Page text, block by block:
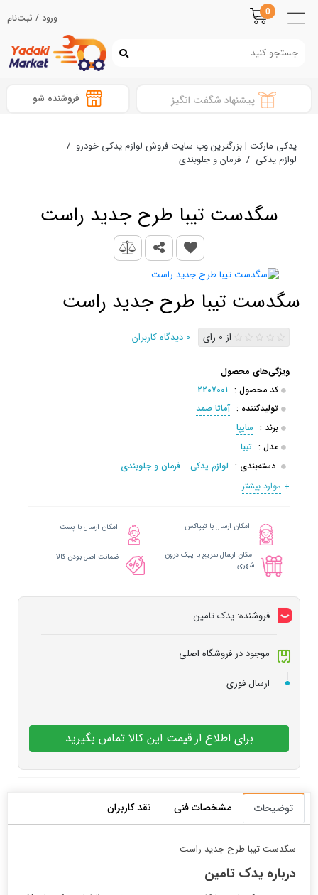
0 ورود / ثبت‌نام
پیشنهاد شگفت انگیز فروشنده شو
یدکی مارکت | بزرگترین وب سایت فروش لوازم یدکی خودرو /
لوازم یدکی / فرمان و جلوبندی
سگدست تیبا طرح جدید راست
سگدست تیبا طرح جدید راست
از 0 رای 0 دیدگاه کاربران
ویژگی‌های محصول
کد محصول : 2207001
تولیدکننده : آماتا صمد
برند : سایپا
مدل : تیبا
دسته‌بندی : لوازم یدکی
فرمان و جلوبندی
موارد بیشتر
امکان ارسال با تیپاکس امکان ارسال با پست
امکان ارسال سریع با پیک درون
شهری
ضمانت اصل بودن کالا
فروشنده: یدک تامین
موجود در فروشگاه اصلی
ارسال فوری
برای اطلاع از قیمت این کالا تماس بگیرید
توضیحات مشخصات فنی نقد کاربران
سگدست تیبا طرح جدید راست
درباره یدک تامین